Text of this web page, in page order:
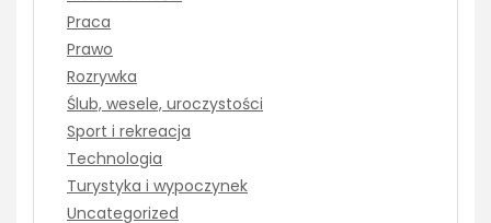
Praca
Prawo
Rozrywka
Ślub, wesele, uroczystości
Sport i rekreacja
Technologia
Turystyka i wypoczynek
Uncategorized